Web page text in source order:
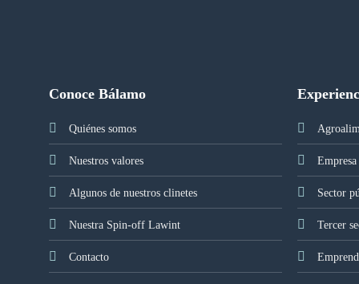
Conoce Bálamo
Quiénes somos
Nuestros valores
Algunos de nuestros clinetes
Nuestra Spin-off Lawint
Contacto
Sector
Tercer